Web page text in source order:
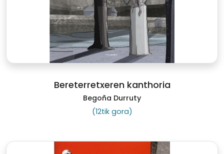
Bereterretxeren kanthoria
Begoña Durruty
(12tik gora)